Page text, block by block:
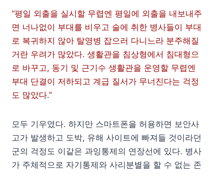
“평일 외출을 실시할 무렵엔 평일에 외출을 내보내주
면 너나없이 부대를 비우고 술에 취한 병사들이 부대
로 복귀하지 않아 탈영병 잡으러 다니느라 분주해질
거란 우려가 많았다. 생활관을 침상형에서 침대형으
로 바꾸고, 동기 및 근기수 생활관을 운영할 무렵엔
부대 단결이 저하되고 계급 질서가 무너진다는 걱정
도 많았다.”
모두 기우였다. 하지만 스마트폰을 허용하면 보안사
고가 발생하고 도박, 유해 사이트에 빠져들 것이라던
군의 걱정도 이같은 과잉통제의 연장선에 있다. 병사
가 주체적으로 자기통제와 사리분별을 할 수 없는 존